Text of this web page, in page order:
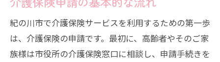
紀の川市で介護保険サービスを利用するための第一歩
は、介護保険の申請です。最初に、高齢者やそのご家
族様は市役所の介護保険窓口に相談し、申請手続きを